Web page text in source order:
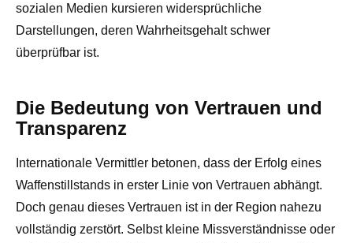
sozialen Medien kursieren widersprüchliche
Darstellungen, deren Wahrheitsgehalt schwer
überprüfbar ist.
Die Bedeutung von Vertrauen und
Transparenz
Internationale Vermittler betonen, dass der Erfolg eines
Waffenstillstands in erster Linie von Vertrauen abhängt.
Doch genau dieses Vertrauen ist in der Region nahezu
vollständig zerstört. Selbst kleine Missverständnisse oder